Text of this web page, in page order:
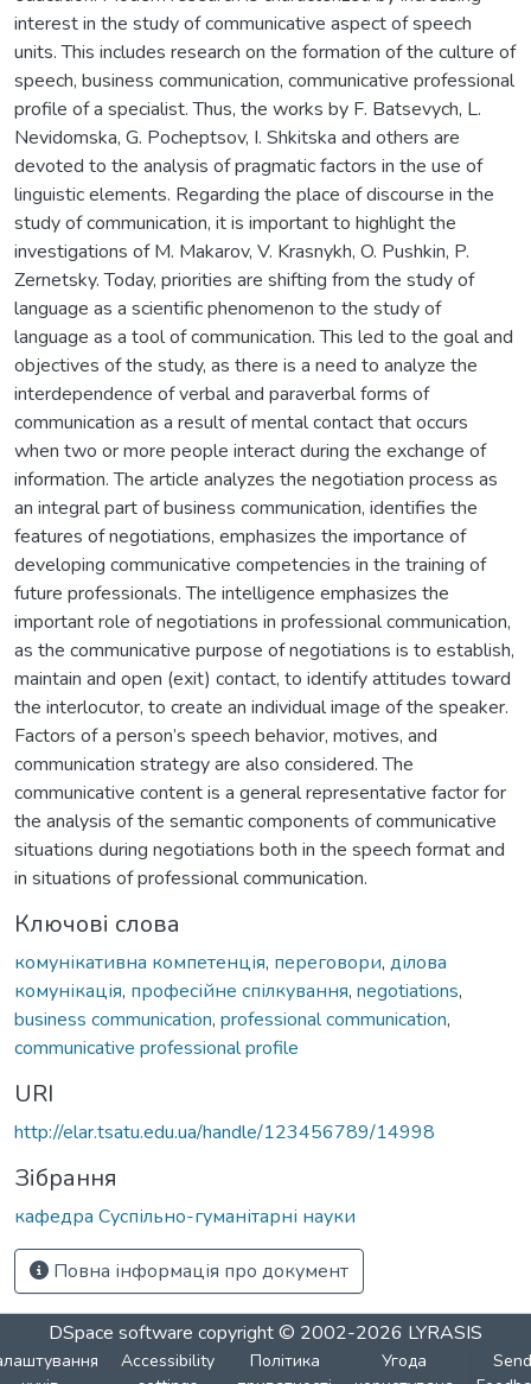
interest in the study of communicative aspect of speech
units. This includes research on the formation of the culture of
speech, business communication, communicative professional
profile of a specialist. Thus, the works by F. Batsevych, L.
Nevidomska, G. Pocheptsov, I. Shkitska and others are
devoted to the analysis of pragmatic factors in the use of
linguistic elements. Regarding the place of discourse in the
study of communication, it is important to highlight the
investigations of M. Makarov, V. Krasnykh, O. Pushkin, P.
Zernetsky. Today, priorities are shifting from the study of
language as a scientific phenomenon to the study of
language as a tool of communication. This led to the goal and
objectives of the study, as there is a need to analyze the
interdependence of verbal and paraverbal forms of
communication as a result of mental contact that occurs
when two or more people interact during the exchange of
information. The article analyzes the negotiation process as
an integral part of business communication, identifies the
features of negotiations, emphasizes the importance of
developing communicative competencies in the training of
future professionals. The intelligence emphasizes the
important role of negotiations in professional communication,
as the communicative purpose of negotiations is to establish,
maintain and open (exit) contact, to identify attitudes toward
the interlocutor, to create an individual image of the speaker.
Factors of a person’s speech behavior, motives, and
communication strategy are also considered. The
communicative content is a general representative factor for
the analysis of the semantic components of communicative
situations during negotiations both in the speech format and
in situations of professional communication.
Ключові слова
комунікативна компетенція, переговори, ділова
комунікація, професійне спілкування, negotiations,
business communication, professional communication,
communicative professional profile
URI
http://elar.tsatu.edu.ua/handle/123456789/14998
Зібрання
кафедра Суспільно-гуманітарні науки
Повна інформація про документ
DSpace software copyright © 2002-2026 LYRASIS
Accessibility
Політика
Угода
Send